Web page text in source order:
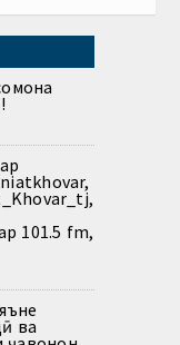
101.5 fm,
ва